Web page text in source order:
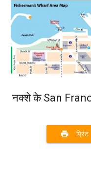
नक्शे के San
print प्रिंट